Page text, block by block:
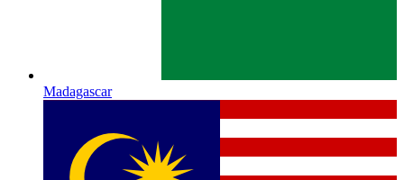
Madagascar